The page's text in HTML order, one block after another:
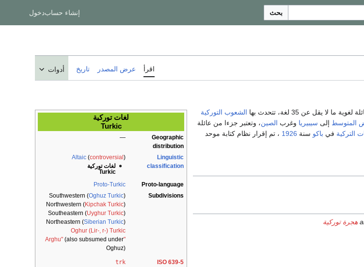
بحث إنشاء حسابدخول
اقرأ عرض المصدر تاريخ أدوات
لغات توركية
Turkic
Geographic
distribution
—
Linguistic
classification
Altaic (controversial )
لغات توركية
Turkic
Proto-language
Proto-Turkic
Subdivisions
Southwestern (Oghuz Turkic)
Northwestern (Kipchak Turkic)
Southeastern (Uyghur Turkic)
Northeastern (Siberian Turkic)
Oghur (Lir-, r-) Turkic
"Arghu"
(also subsumed under
Oghuz)
ISO 639-5
trk
الشعوب التوركية
المتوسط ​​إلى سيبيريا وغرب الصين، وتعتبر جزءا من عائلة
التركية في باكو سنة 1926 ، تم إقرار نظام كتابة موحد
هجرة توركية